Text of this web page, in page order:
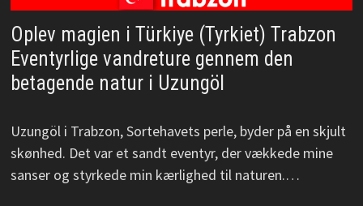
Oplev magien i Türkiye (Tyrkiet) Trabzon
Eventyrlige vandreture gennem den
betagende natur i Uzungöl
Uzungöl i Trabzon, Sortehavets perle, byder på en skjult
skønhed. Det var et sandt eventyr, der vækkede mine
sanser og styrkede min kærlighed til naturen.…